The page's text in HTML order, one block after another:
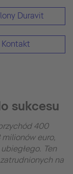
Duravit
Kontakt
sukcesu
400
euro,
Ten
na